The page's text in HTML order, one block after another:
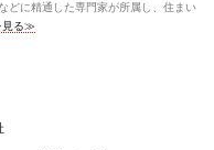
どに精通した専門家が所属し、住まい
見る≫